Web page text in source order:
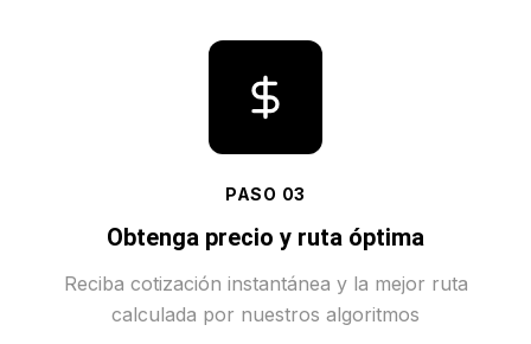
PASO 03
Obtenga precio y ruta óptima
Reciba cotización instantánea y la mejor ruta
calculada por nuestros algoritmos